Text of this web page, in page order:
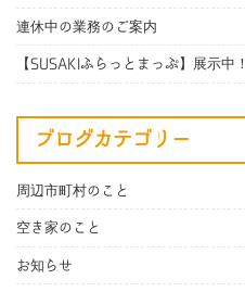
連休中の業務のご案内
【SUSAKIふらっとまっぷ】展示中！
ブログカテゴリー
周辺市町村のこと
空き家のこと
お知らせ